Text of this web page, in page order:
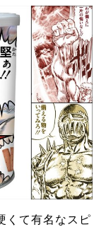
くて有名なスピ